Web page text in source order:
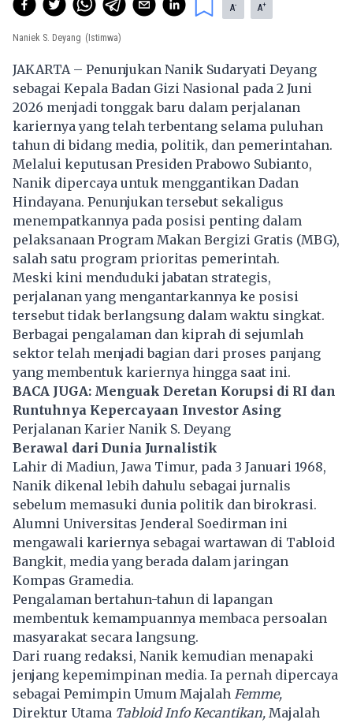
A- A+
Naniek S. Deyang (Istimwa)
JAKARTA – Penunjukan Nanik Sudaryati Deyang
sebagai Kepala Badan Gizi Nasional pada 2 Juni
2026 menjadi tonggak baru dalam perjalanan
kariernya yang telah terbentang selama puluhan
tahun di bidang media, politik, dan pemerintahan.
Melalui keputusan Presiden Prabowo Subianto,
Nanik dipercaya untuk menggantikan Dadan
Hindayana. Penunjukan tersebut sekaligus
menempatkannya pada posisi penting dalam
pelaksanaan Program Makan Bergizi Gratis (MBG),
salah satu program prioritas pemerintah.
Meski kini menduduki jabatan strategis,
perjalanan yang mengantarkannya ke posisi
tersebut tidak berlangsung dalam waktu singkat.
Berbagai pengalaman dan kiprah di sejumlah
sektor telah menjadi bagian dari proses panjang
yang membentuk kariernya hingga saat ini.
BACA JUGA: Menguak Deretan Korupsi di RI dan
Runtuhnya Kepercayaan Investor Asing
Perjalanan Karier Nanik S. Deyang
Berawal dari Dunia Jurnalistik
Lahir di Madiun, Jawa Timur, pada 3 Januari 1968,
Nanik dikenal lebih dahulu sebagai jurnalis
sebelum memasuki dunia politik dan birokrasi.
Alumni Universitas Jenderal Soedirman ini
mengawali kariernya sebagai wartawan di Tabloid
Bangkit, media yang berada dalam jaringan
Kompas Gramedia.
Pengalaman bertahun-tahun di lapangan
membentuk kemampuannya membaca persoalan
masyarakat secara langsung.
Dari ruang redaksi, Nanik kemudian menapaki
jenjang kepemimpinan media. Ia pernah dipercaya
sebagai Pemimpin Umum Majalah Femme,
Direktur Utama Tabloid Info Kecantikan, Majalah